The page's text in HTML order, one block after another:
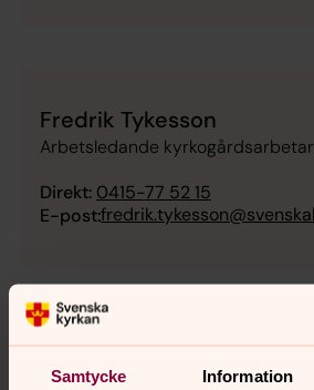
Samtycke Information
Fredrik Tykesson
Arbetsledande
Direkt: 0415-77 52 15
E-post: